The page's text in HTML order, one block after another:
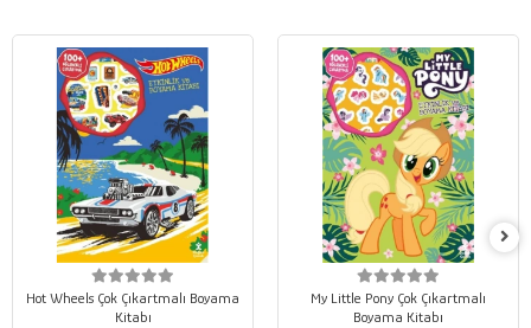
Hot Wheels Çok Çıkartmalı Boyama
Kitabı
My Little Pony Çok Çıkartmalı
Boyama Kitabı